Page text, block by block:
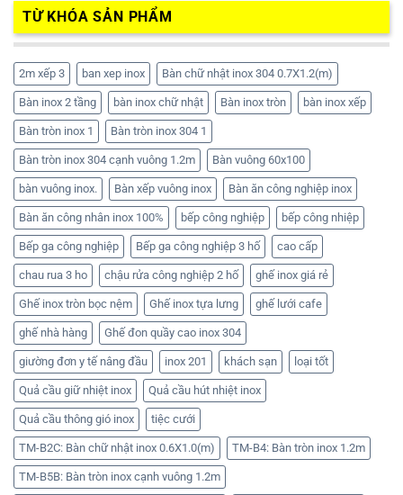
TỪ KHÓA SẢN PHẨM
2m xếp 3 ban xep inox Bàn chữ nhật inox 304 0.7X1.2(m)
Bàn inox 2 tầng bàn inox chữ nhật Bàn inox tròn bàn inox xếp
Bàn tròn inox 1 Bàn tròn inox 304 1
Bàn tròn inox 304 cạnh vuông 1.2m Bàn vuông 60x100
bàn vuông inox. Bàn xếp vuông inox Bàn ăn công nghiệp inox
Bàn ăn công nhân inox 100% bếp công nghiệp bếp công nhiệp
Bếp ga công nghiệp Bếp ga công nghiệp 3 hố cao cấp
chau rua 3 ho chậu rửa công nghiệp 2 hố ghế inox giá rẻ
Ghế inox tròn bọc nệm Ghế inox tựa lưng ghế lưới cafe
ghế nhà hàng Ghế đon quầy cao inox 304
giường đơn y tế nâng đầu inox 201 khách sạn loại tốt
Quả cầu giữ nhiệt inox Quả cầu hút nhiệt inox
Quả cầu thông gió inox tiệc cưới
TM-B2C: Bàn chữ nhật inox 0.6X1.0(m) TM-B4: Bàn tròn inox 1.2m
TM-B5B: Bàn tròn inox cạnh vuông 1.2m